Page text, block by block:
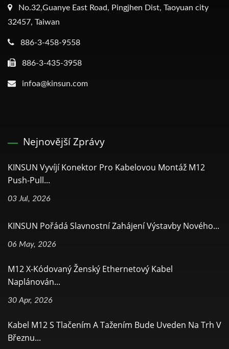
No.32,Guanye East Road, Pingjhen Dist, Taoyuan city
32457, Taiwan
886-3-458-9558
886-3-435-3958
infoa@kinsun.com
Nejnovější Zprávy
KINSUN Vyvíjí Konektor Pro Kabelovou Montáž M12
Push-Pull...
03 Jul, 2026
KINSUN Pořádá Slavnostní Zahájení Výstavby Nového...
06 May, 2026
M12 X-Kódovaný Ženský Ethernetový Kabel
Naplánován...
30 Apr, 2026
Kabel M12 S Tlačením A Tažením Bude Uveden Na Trh V
Březnu...